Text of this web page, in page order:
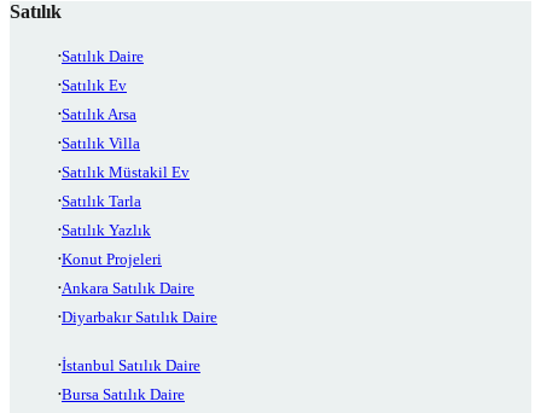
Satılık
Satılık Daire
Satılık Ev
Satılık Arsa
Satılık Villa
Satılık Müstakil Ev
Satılık Tarla
Satılık Yazlık
Konut Projeleri
Ankara Satılık Daire
Diyarbakır Satılık Daire
İstanbul Satılık Daire
Bursa Satılık Daire